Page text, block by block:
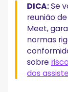
DICA:Se
reunião
Meet,
normas
sobre
dos